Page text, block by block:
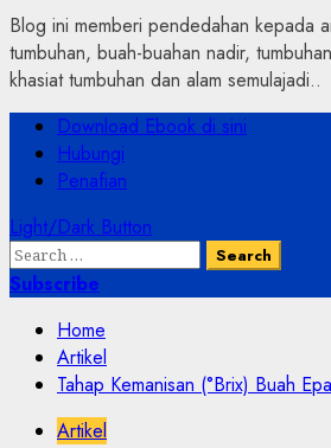
Blog ini memberi pendedahan kepada
tumbuhan, buah-buahan nadir,
khasiat tumbuhan dan alam semulajadi..
Primary
Menu
Download Ebook di sini
Hubungi
Penafian
Light/Dark Button
Search
for:
Subscribe
Home
Artikel
Tahap Kemanisan (°Brix) Buah
Artikel